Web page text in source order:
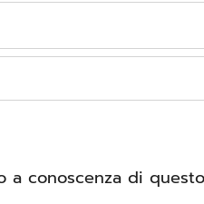
a conoscenza di